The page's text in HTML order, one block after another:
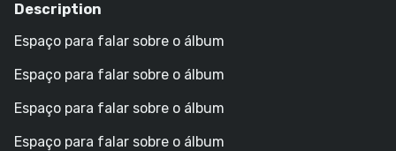
Description
Espaço para falar sobre o álbum
Espaço para falar sobre o álbum
Espaço para falar sobre o álbum
Espaço para falar sobre o álbum